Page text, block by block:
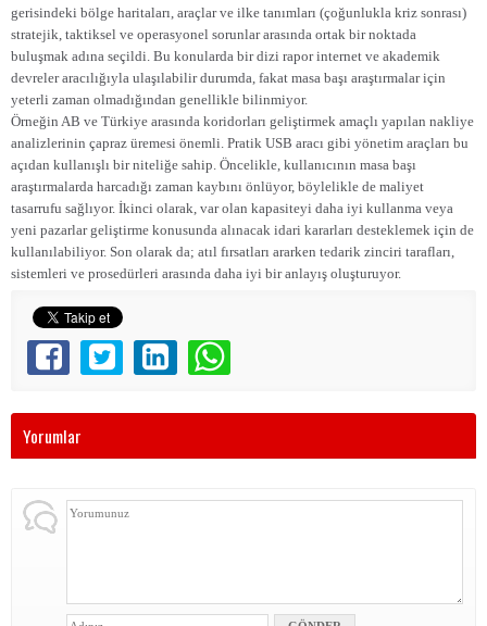
gerisindeki bölge haritaları, araçlar ve ilke tanımları (çoğunlukla kriz sonrası)
stratejik, taktiksel ve operasyonel sorunlar arasında ortak bir noktada
buluşmak adına seçildi. Bu konularda bir dizi rapor internet ve akademik
devreler aracılığıyla ulaşılabilir durumda, fakat masa başı araştırmalar için
yeterli zaman olmadığından genellikle bilinmiyor.
Örneğin AB ve Türkiye arasında koridorları geliştirmek amaçlı yapılan nakliye
analizlerinin çapraz üremesi önemli. Pratik USB aracı gibi yönetim araçları bu
açıdan kullanışlı bir niteliğe sahip. Öncelikle, kullanıcının masa başı
araştırmalarda harcadığı zaman kaybını önlüyor, böylelikle de maliyet
tasarrufu sağlıyor. İkinci olarak, var olan kapasiteyi daha iyi kullanma veya
yeni pazarlar geliştirme konusunda alınacak idari kararları desteklemek için de
kullanılabiliyor. Son olarak da; atıl fırsatları ararken tedarik zinciri tarafları,
sistemleri ve prosedürleri arasında daha iyi bir anlayış oluşturuyor.
Yorumlar